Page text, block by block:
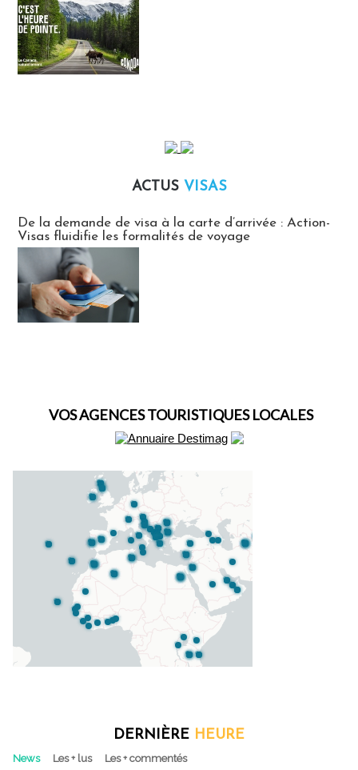
ACTUS VISAS
De la demande de visa à la carte d’arrivée : Action-
Visas fluidifie les formalités de voyage
VOS AGENCES TOURISTIQUES LOCALES
DERNIÈRE HEURE
News Les + lus Les + commentés